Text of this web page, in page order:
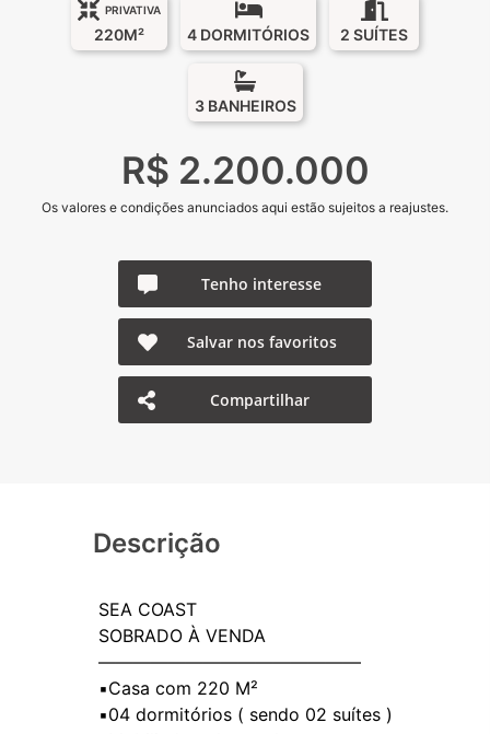
PRIVATIVA
220M² 4 DORMITÓRIOS 2 SUÍTES
3 BANHEIROS
R$ 2.200.000
Os valores e condições anunciados aqui estão sujeitos a reajustes.
Tenho interesse
Salvar nos favoritos
Compartilhar
Descrição
SEA COAST
SOBRADO À VENDA
———————————————
▪️Casa com 220 M²
▪️04 dormitórios ( sendo 02 suítes )